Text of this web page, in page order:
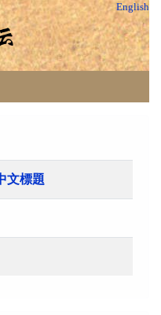
English
文標題